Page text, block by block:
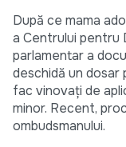
După ce mama
a Centrului pentru
parlamentar a
deschidă un dosar
fac vinovaţi de
minor. Recent,
ombudsmanului.